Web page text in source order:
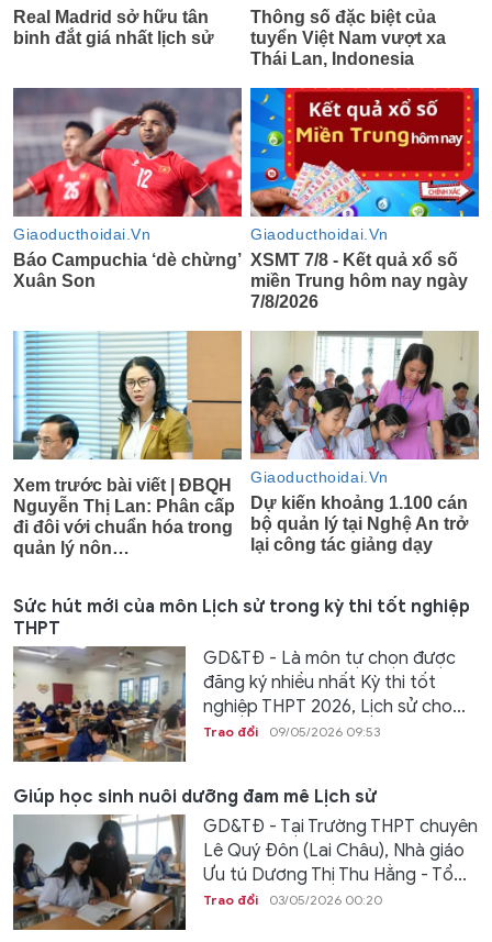
Sức hút mới của môn Lịch sử trong kỳ thi tốt nghiệp
THPT
GD&TĐ - Là môn tự chọn được
đăng ký nhiều nhất Kỳ thi tốt
nghiệp THPT 2026, Lịch sử cho...
Trao đổi 09/05/2026 09:53
Giúp học sinh nuôi dưỡng đam mê Lịch sử
GD&TĐ - Tại Trường THPT chuyên
Lê Quý Đôn (Lai Châu), Nhà giáo
Ưu tú Dương Thị Thu Hằng - Tổ...
Trao đổi 03/05/2026 00:20